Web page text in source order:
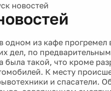
новостей
одном из кафе
дел, по
была такой, что кроме
К месту
и спасатели.